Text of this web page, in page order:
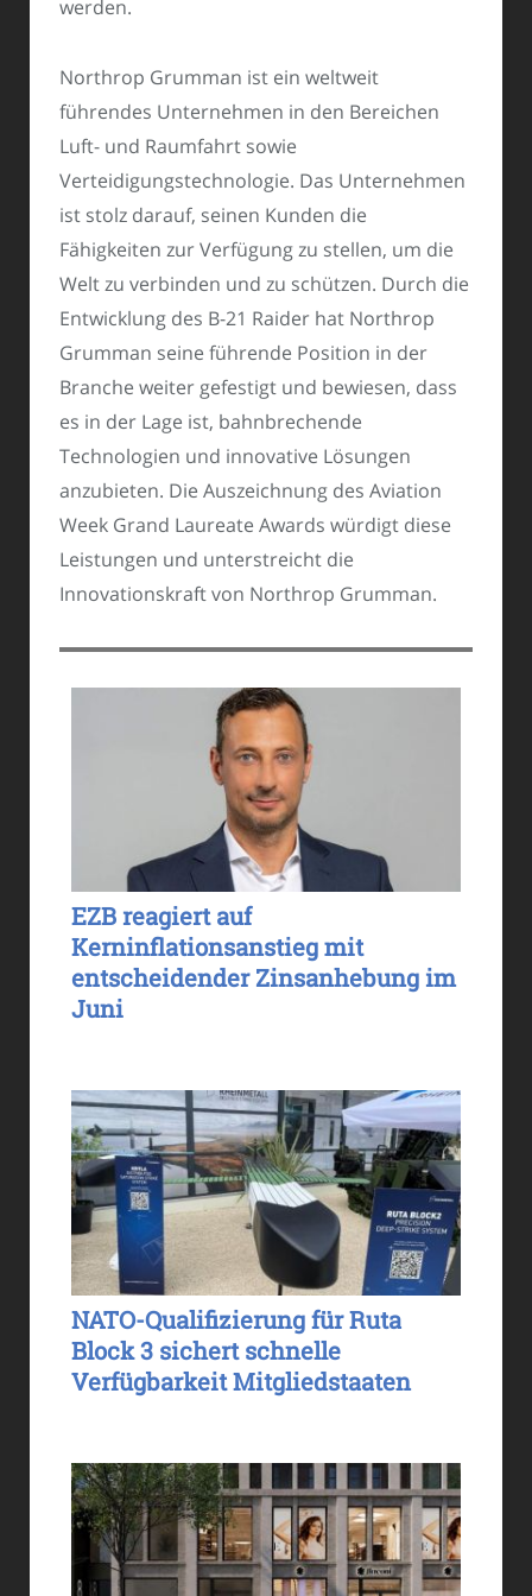
werden.
Northrop Grumman ist ein weltweit
führendes Unternehmen in den Bereichen
Luft- und Raumfahrt sowie
Verteidigungstechnologie. Das Unternehmen
ist stolz darauf, seinen Kunden die
Fähigkeiten zur Verfügung zu stellen, um die
Welt zu verbinden und zu schützen. Durch die
Entwicklung des B-21 Raider hat Northrop
Grumman seine führende Position in der
Branche weiter gefestigt und bewiesen, dass
es in der Lage ist, bahnbrechende
Technologien und innovative Lösungen
anzubieten. Die Auszeichnung des Aviation
Week Grand Laureate Awards würdigt diese
Leistungen und unterstreicht die
Innovationskraft von Northrop Grumman.
EZB reagiert auf
Kerninflationsanstieg mit
entscheidender Zinsanhebung im
Juni
NATO-Qualifizierung für Ruta
Block 3 sichert schnelle
Verfügbarkeit Mitgliedstaaten